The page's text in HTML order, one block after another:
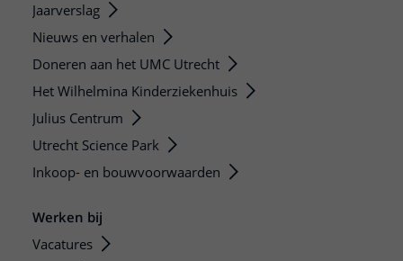
Jaarverslag
Nieuws en verhalen
Doneren aan het UMC Utrecht
Het Wilhelmina Kinderziekenhuis
Julius Centrum
Utrecht Science Park
Inkoop- en bouwvoorwaarden
Werken bij
Vacatures